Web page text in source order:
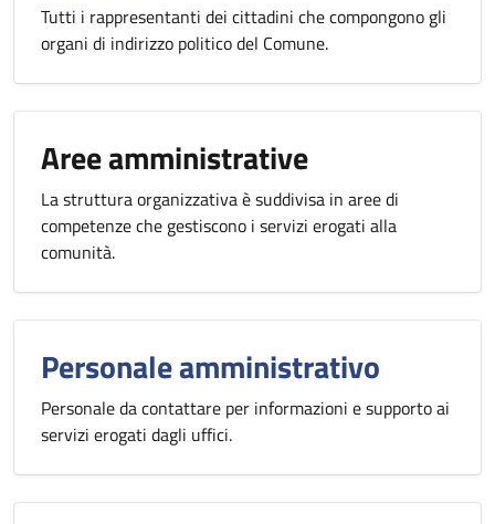
Tutti i rappresentanti dei cittadini che compongono gli
organi di indirizzo politico del Comune.
Aree amministrative
La struttura organizzativa è suddivisa in aree di
competenze che gestiscono i servizi erogati alla
comunità.
Personale amministrativo
Personale da contattare per informazioni e supporto ai
servizi erogati dagli uffici.